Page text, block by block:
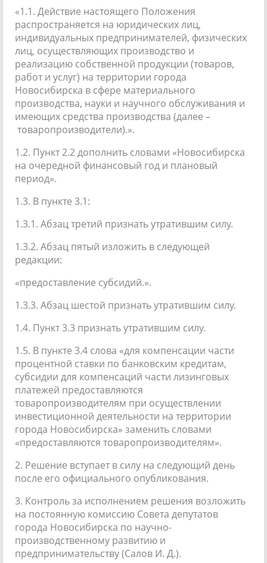
«1.1. Действие настоящего Положения
распространяется на юридических лиц,
индивидуальных предпринимателей, физических
лиц, осуществляющих производство и
реализацию собственной продукции (товаров,
работ и услуг) на территории города
Новосибирска в сфере материального
производства, науки и научного обслуживания и
имеющих средства производства (далее –
товаропроизводители).».
1.2. Пункт 2.2 дополнить словами «Новосибирска
на очередной финансовый год и плановый
период».
1.3. В пункте 3.1:
1.3.1. Абзац третий признать утратившим силу.
1.3.2. Абзац пятый изложить в следующей
редакции:
«предоставление субсидий.».
1.3.3. Абзац шестой признать утратившим силу.
1.4. Пункт 3.3 признать утратившим силу.
1.5. В пункте 3.4 слова «для компенсации части
процентной ставки по банковским кредитам,
субсидии для компенсаций части лизинговых
платежей предоставляются
товаропроизводителям при осуществлении
инвестиционной деятельности на территории
города Новосибирска» заменить словами
«предоставляются товаропроизводителям».
2. Решение вступает в силу на следующий день
после его официального опубликования.
3. Контроль за исполнением решения возложить
на постоянную комиссию Совета депутатов
города Новосибирска по научно-
производственному развитию и
предпринимательству (Салов И. Д.).